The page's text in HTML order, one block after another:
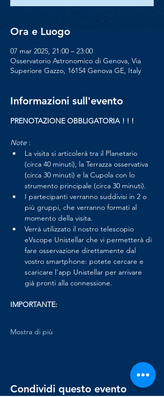
Ora e Luogo
07 mar 2025, 21:00 – 23:00
Osservatorio Astronomico di Genova, Via
Superiore Gazzo, 16154 Genova GE, Italy
Informazioni sull'evento
PRENOTAZIONE OBBLIGATORIA ! ! !
Note :
La visita si articolerà tra il Planetario
(circa 40 minuti), la Terrazza osservativa
(circa 30 minuti) e la Cupola con lo
strumento principale (circa 30 minuti).
I partecipanti verranno suddivisi in 2 o
più gruppi, che verranno formati al
momento della visita.
Verrà utilizzato il nostro telescopio
eVscope Unistellar che vi permetterà di
fare osservazione direttamente dal
vostro smartphone: potete cercare e
scaricare l'app Unistellar per arrivare
già pronti alla connessione.
IMPORTANTE:
Mostra di più
Condividi questo evento